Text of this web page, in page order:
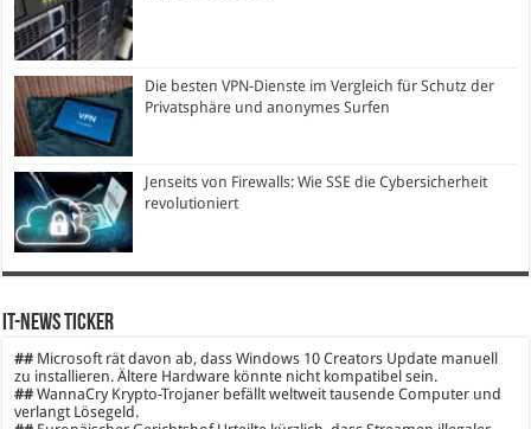
Die besten VPN-Dienste im Vergleich für Schutz der
Privatsphäre und anonymes Surfen
Jenseits von Firewalls: Wie SSE die Cybersicherheit
revolutioniert
IT-News Ticker
## Microsoft rät davon ab, dass Windows 10 Creators Update manuell
zu installieren. Ältere Hardware könnte nicht kompatibel sein.
## WannaCry Krypto-Trojaner befällt weltweit tausende Computer und
verlangt Lösegeld.